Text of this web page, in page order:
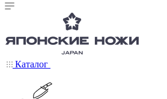
Каталог